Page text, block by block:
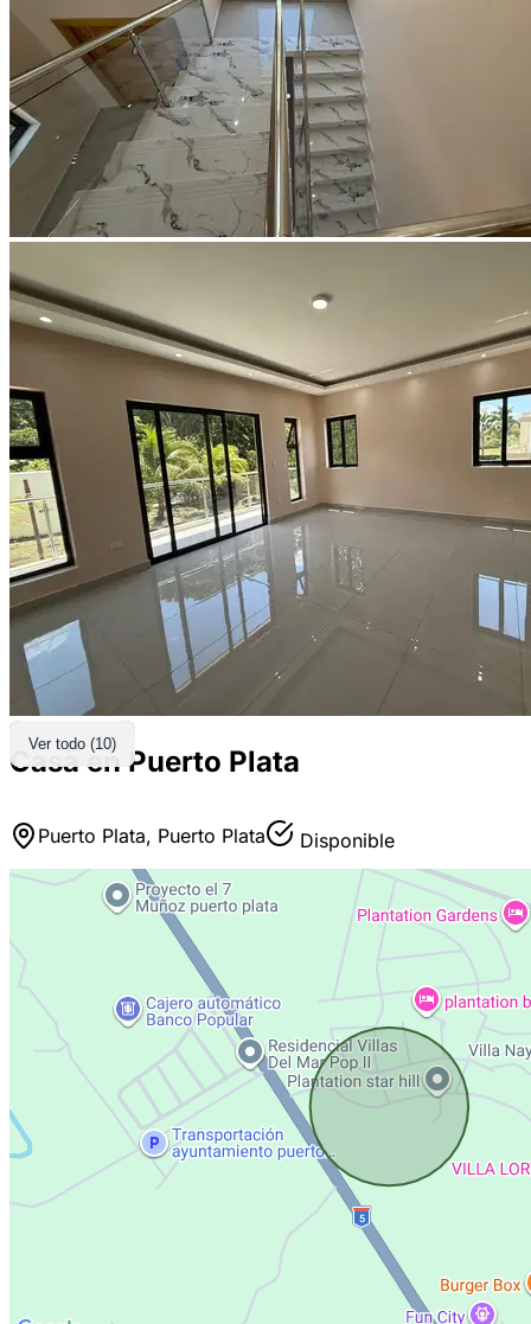
Ver todo (10)
Casa en Puerto Plata
Puerto Plata, Puerto Plata Disponible